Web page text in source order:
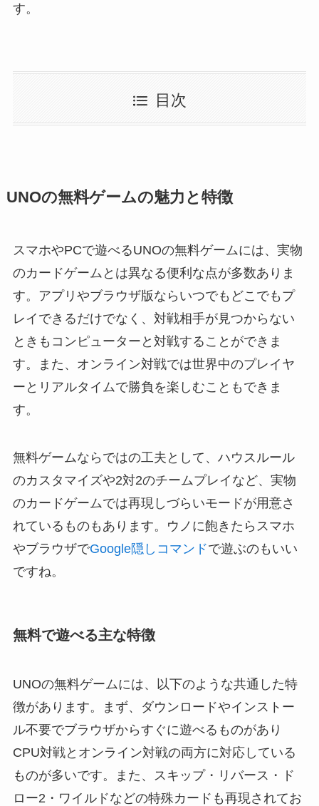
す。
目次
UNOの無料ゲームの魅力と特徴
スマホやPCで遊べるUNOの無料ゲームには、実物
のカードゲームとは異なる便利な点が多数ありま
す。アプリやブラウザ版ならいつでもどこでもプ
レイできるだけでなく、対戦相手が見つからない
ときもコンピューターと対戦することができま
す。また、オンライン対戦では世界中のプレイヤ
ーとリアルタイムで勝負を楽しむこともできま
す。
無料ゲームならではの工夫として、ハウスルール
のカスタマイズや2対2のチームプレイなど、実物
のカードゲームでは再現しづらいモードが用意さ
れているものもあります。ウノに飽きたらスマホ
やブラウザでGoogle隠しコマンドで遊ぶのもいい
ですね。
無料で遊べる主な特徴
UNOの無料ゲームには、以下のような共通した特
徴があります。まず、ダウンロードやインストー
ル不要でブラウザからすぐに遊べるものがあり
CPU対戦とオンライン対戦の両方に対応している
ものが多いです。また、スキップ・リバース・ド
ロー2・ワイルドなどの特殊カードも再現されてお